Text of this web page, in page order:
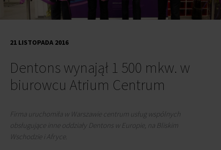
Dentons wynajął 1 500 mkw. w
biurowcu Atrium Centrum
21 LISTOPADA 2016
Firma uruchomiła w Warszawie centrum usług wspólnych
obsługujące inne oddziały Dentons w Europie, na Bliskim
Wschodzie i Afryce.